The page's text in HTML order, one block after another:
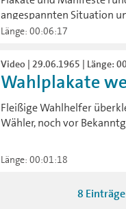
angespannten Situation
Länge: 00:06:17
Video | 29.06.1965 | Länge:
Wahlplakate
Fleißige Wahlhelfer
Wähler, noch vor
Länge: 00:01:18
8 Einträge